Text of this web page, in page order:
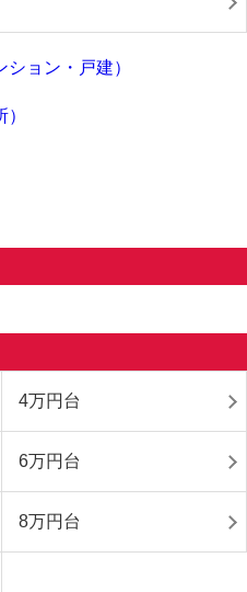
4万円台
6万円台
8万円台